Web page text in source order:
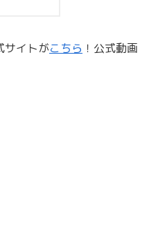
サイトがこちら ！公式動画